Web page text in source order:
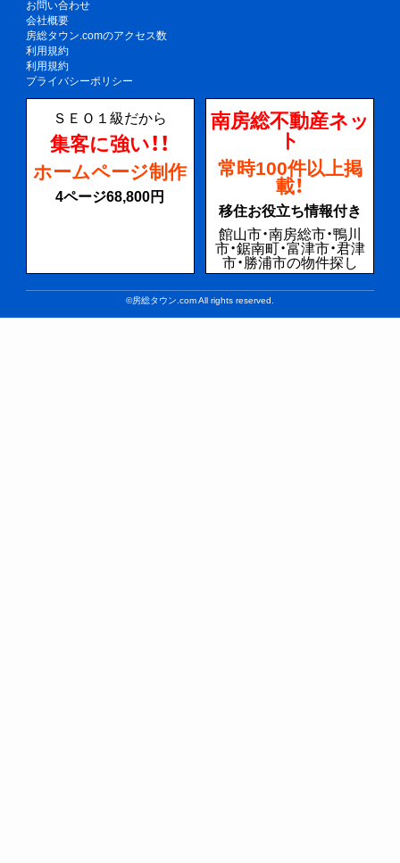
お問い合わせ
会社概要
房総タウン.comのアクセス数
利用規約
利用規約
プライバシーポリシー
ＳＥＯ１級だから
集客に強い！！
ホームページ制作
4ページ68,800円
南房総不動産ネッ
ト
常時100件以上掲
載！
移住お役立ち情報付き
館山市・南房総市・鴨川
市・鋸南町・富津市・君津
市・勝浦市の物件探し
©房総タウン.com All rights reserved.